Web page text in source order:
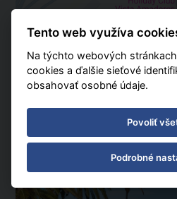
Tento web využíva
Na týchto webových
cookies a ďalšie sieťové
obsahovať osobné údaje.
Povoliť
Podrobné